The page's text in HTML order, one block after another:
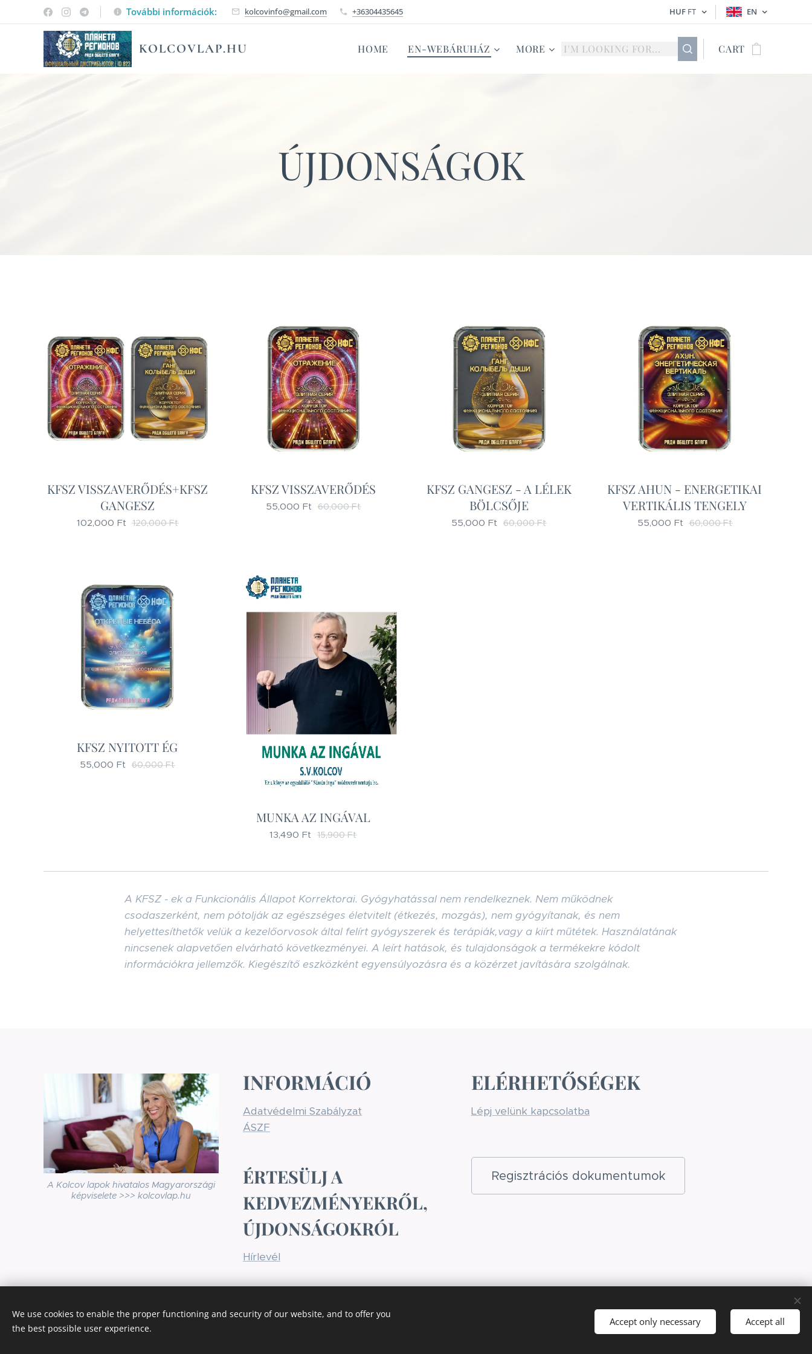
További információk: kolcovinfo@gmail.com +36304435645 HUF FT EN
KOLCOVLAP.HU HOME EN-WEBÁRUHÁZ MORE CART
ÚJDONSÁGOK
KFSZ VISSZAVERŐDÉS+KFSZ
GANGESZ
102,000 Ft 120,000Ft
KFSZ VISSZAVERŐDÉS
55,000 Ft 60,000Ft
KFSZ GANGESZ - A LÉLEK
BÖLCSŐJE
55,000 Ft 60,000Ft
KFSZ AHUN - ENERGETIKAI
VERTIKÁLIS TENGELY
55,000 Ft 60,000Ft
KFSZ NYITOTT ÉG
55,000 Ft 60,000Ft
MUNKA AZ INGÁVAL
13,490 Ft 15,900Ft
A KFSZ - ek a Funkcionális Állapot Korrektorai. Gyógyhatással nem rendelkeznek. Nem működnek
csodaszerként, nem pótolják az egészséges életvitelt (étkezés, mozgás), nem gyógyítanak, és nem
helyettesíthetők velük a kezelőorvosok által felírt gyógyszerek és terápiák,vagy a kiírt műtétek. Használatának
nincsenek alapvetően elvárható következményei. A leírt hatások, és tulajdonságok a termékekre kódolt
információkra jellemzők. Kiegészítő eszközként egyensúlyozásra és a közérzet javítására szolgálnak.
A Kolcov lapok hivatalos Magyarországi
képviselete >>> kolcovlap.hu
INFORMÁCIÓ
Adatvédelmi Szabályzat
ÁSZF
ÉRTESÜLJ A
KEDVEZMÉNYEKRŐL,
ÚJDONSÁGOKRÓL
Hírlevél
ELÉRHETŐSÉGEK
Lépj velünk kapcsolatba
Regisztrációs dokumentumok
Az oldalt a Webnode English Currency HUF Ft EUR €
We use cookies to enable the proper functioning and security of our website, and to offer you
the best possible user experience.
Accept only necessary Accept all